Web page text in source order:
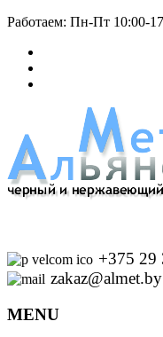
Работаем: Пн-Пт 10:00-
+375 29
zakaz@almet.by
MENU